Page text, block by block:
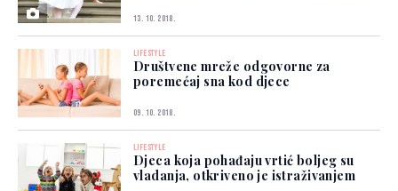
13. 10. 2018.
LIFESTYLE
Društvene mreže odgovorne za
poremećaj sna kod djece
09. 10. 2018.
LIFESTYLE
Djeca koja pohađaju vrtić boljeg su
vladanja, otkriveno je istraživanjem